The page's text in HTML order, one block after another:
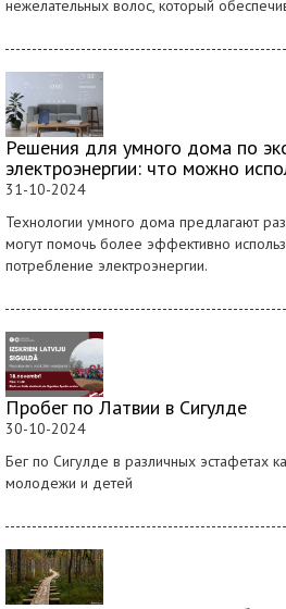
нежелательных волос, который
Решения для умного дома по
электроэнергии: что можно
31-10-2024
Технологии умного дома предлагают
могут помочь более эффективно
потребление электроэнергии.
Пробег по Латвии в Сигулде
30-10-2024
Бег по Сигулде в различных эстафетах
молодежи и детей